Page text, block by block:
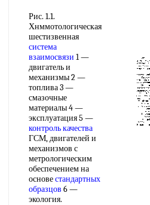
Рис. 1.1.
Хнммотологическая
шестизвенная
система
взаимосвязи 1 —
двигатель и
механизмы 2 —
топлива 3 —
смазочные
материалы 4 —
эксплуатация 5 —
контроль качества
ГСМ, двигателей и
механизмов с
метрологическим
обеспечением на
основестандартных
образцов 6 —
экология.